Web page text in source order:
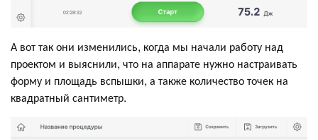
А вот так они изменились, когда мы начали работу над
проектом и выяснили, что на аппарате нужно настраивать
форму и площадь вспышки, а также количество точек на
квадратный сантиметр.